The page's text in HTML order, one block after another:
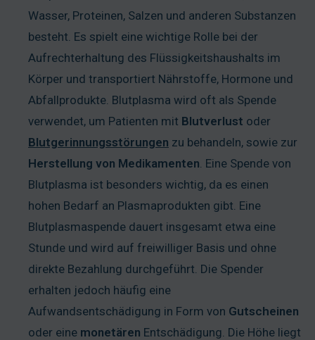
Wasser, Proteinen, Salzen und anderen Substanzen
besteht. Es spielt eine wichtige Rolle bei der
Aufrechterhaltung des Flüssigkeitshaushalts im
Körper und transportiert Nährstoffe, Hormone und
Abfallprodukte. Blutplasma wird oft als Spende
verwendet, um Patienten mit Blutverlust oder
Blutgerinnungsstörungen zu behandeln, sowie zur
Herstellung von Medikamenten. Eine Spende von
Blutplasma ist besonders wichtig, da es einen
hohen Bedarf an Plasmaprodukten gibt. Eine
Blutplasmaspende dauert insgesamt etwa eine
Stunde und wird auf freiwilliger Basis und ohne
direkte Bezahlung durchgeführt. Die Spender
erhalten jedoch häufig eine
Aufwandsentschädigung in Form von Gutscheinen
oder eine monetären Entschädigung. Die Höhe liegt